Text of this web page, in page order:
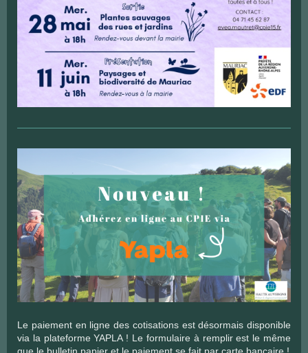
Le paiement en ligne des cotisations est désormais disponible
via la plateforme YAPLA ! Le formulaire à remplir est le même